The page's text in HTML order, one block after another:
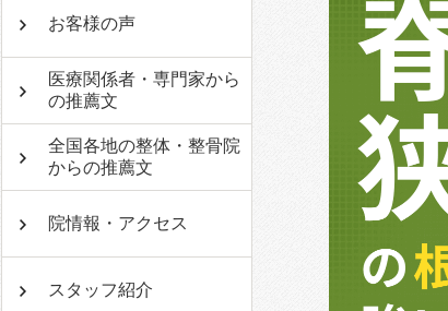
お客様の声
医療関係者・専門家から
の推薦文
全国各地の整体・整骨院
からの推薦文
院情報・アクセス
スタッフ紹介